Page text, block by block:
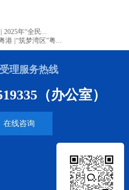
2025年“全民...
港 |“筑梦湾区”粤...
理服务热线
（办公室）
在线咨询